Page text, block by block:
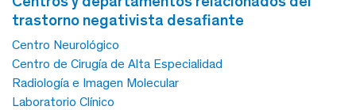
trastorno negativista desafiante
Centro Neurológico
Centro de Cirugía de Alta Especialidad
Radiología e Imagen Molecular
Laboratorio Clínico